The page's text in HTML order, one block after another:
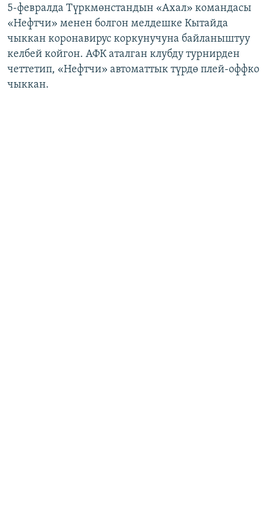
5-февралда Түркмөнстандын «Ахал» командасы
«Нефтчи» менен болгон мелдешке Кытайда
чыккан коронавирус коркунучуна байланыштуу
келбей койгон. АФК аталган клубду турнирден
четтетип, «Нефтчи» автоматтык түрдө плей-оффко
чыккан.